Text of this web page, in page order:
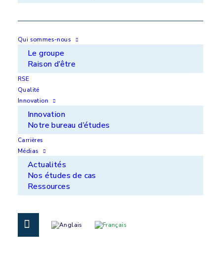
Qui sommes-nous
Le groupe
Raison d’être
RSE
Qualité
Innovation
Innovation
Notre bureau d’études
Carrières
Médias
Actualités
Nos études de cas
Ressources
50 ans d'expérience
Un savoir-faire et une qualité reconnue
Les marques que nous
appliquons
Une gamme de technologies et de
revêtements la plus complète du marché